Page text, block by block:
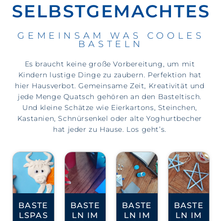
SELBSTGEMACHTES
GEMEINSAM WAS COOLES
BASTELN
Es braucht keine große Vorbereitung, um mit
Kindern lustige Dinge zu zaubern. Perfektion hat
hier Hausverbot. Gemeinsame Zeit, Kreativität und
jede Menge Quatsch gehören an den Basteltisch.
Und kleine Schätze wie Eierkartons, Steinchen,
Kastanien, Schnürsenkel oder alte Yoghurtbecher
hat jeder zu Hause. Los geht’s.
BASTE
LSPASS
BASTE
LN IM
BASTE
LN IM
BASTE
LN IM